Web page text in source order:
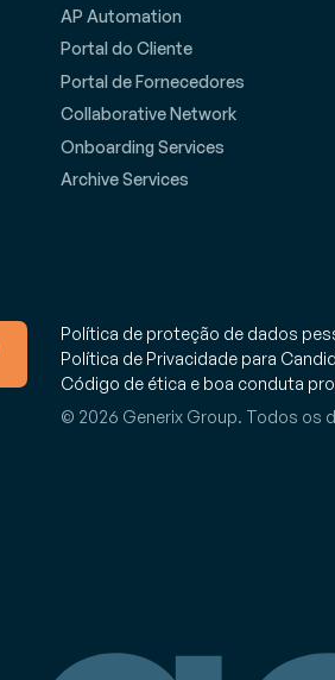
AP Automation
Portal do Cliente
Portal de Fornecedores
Collaborative Network
Onboarding Services
Archive Services
Política de proteção de dados
Política de Privacidade para
Código de ética e boa conduta
© 2026 Generix Group. Todos os